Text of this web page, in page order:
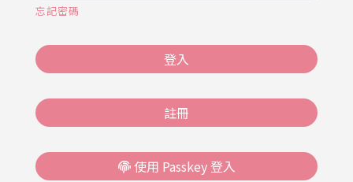
忘記密碼
登入
註冊
使用 Passkey 登入